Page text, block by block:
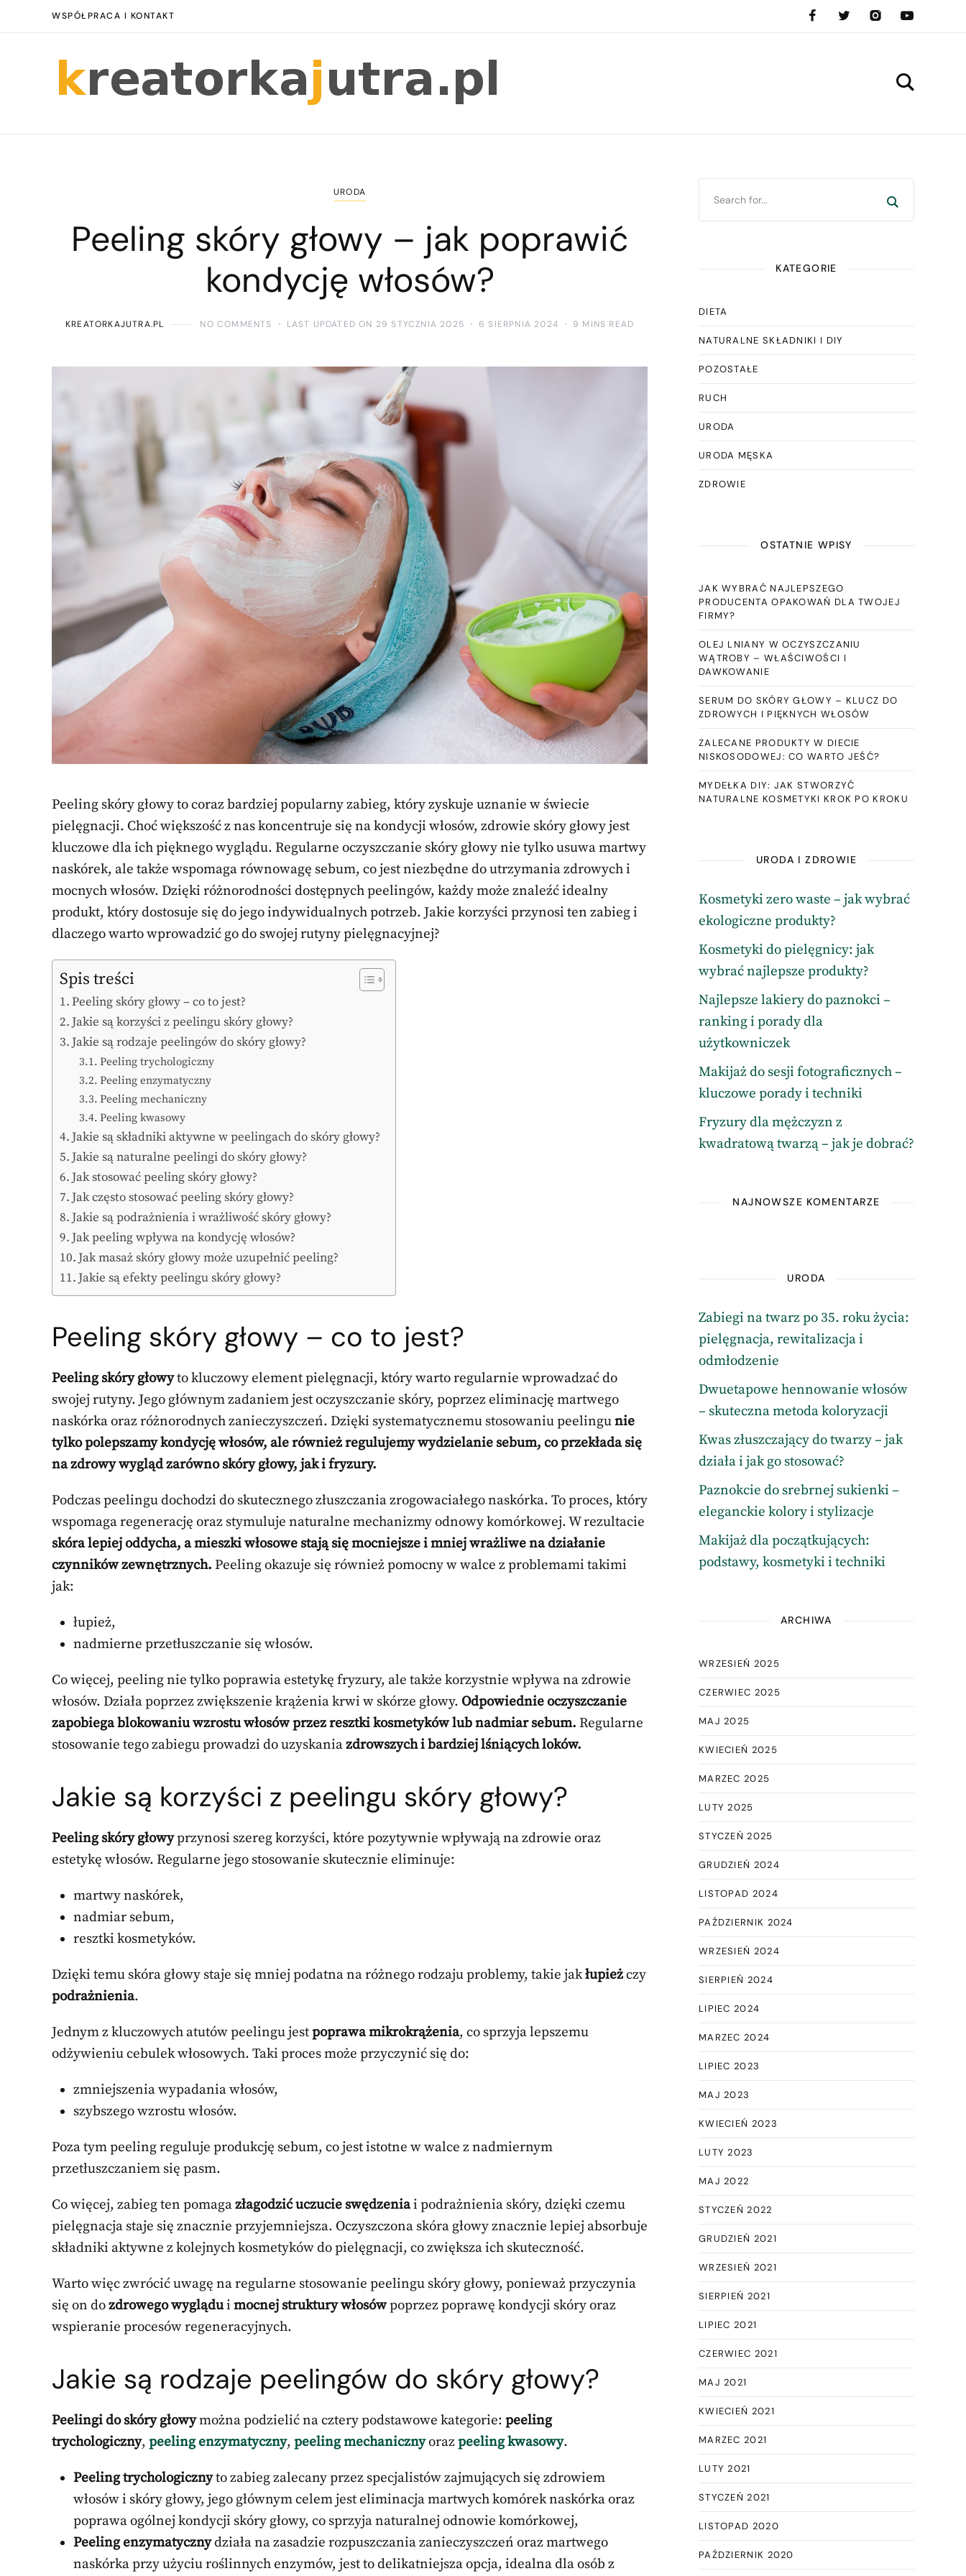
WSPÓŁPRACA I KONTAKT
URODA
Peeling skóry głowy – jak poprawić
kondycję włosów?
KREATORKAJUTRA.PL NO COMMENTS LAST UPDATED ON 29 STYCZNIA 2025 6 SIERPNIA 2024 9 MINS READ
Peeling skóry głowy to coraz bardziej popularny zabieg, który zyskuje uznanie w świecie
pielęgnacji. Choć większość z nas koncentruje się na kondycji włosów, zdrowie skóry głowy jest
kluczowe dla ich pięknego wyglądu. Regularne oczyszczanie skóry głowy nie tylko usuwa martwy
naskórek, ale także wspomaga równowagę sebum, co jest niezbędne do utrzymania zdrowych i
mocnych włosów. Dzięki różnorodności dostępnych peelingów, każdy może znaleźć idealny
produkt, który dostosuje się do jego indywidualnych potrzeb. Jakie korzyści przynosi ten zabieg i
dlaczego warto wprowadzić go do swojej rutyny pielęgnacyjnej?
Spis treści
Peeling skóry głowy – co to jest?
Jakie są korzyści z peelingu skóry głowy?
Jakie są rodzaje peelingów do skóry głowy?
Peeling trychologiczny
Peeling enzymatyczny
Peeling mechaniczny
Peeling kwasowy
Jakie są składniki aktywne w peelingach do skóry głowy?
Jakie są naturalne peelingi do skóry głowy?
Jak stosować peeling skóry głowy?
Jak często stosować peeling skóry głowy?
Jakie są podrażnienia i wrażliwość skóry głowy?
Jak peeling wpływa na kondycję włosów?
Jak masaż skóry głowy może uzupełnić peeling?
Jakie są efekty peelingu skóry głowy?
Peeling skóry głowy – co to jest?
Peeling skóry głowyto kluczowy element pielęgnacji, który warto regularnie wprowadzać do
swojej rutyny. Jego głównym zadaniem jest oczyszczanie skóry, poprzez eliminację martwego
naskórka oraz różnorodnych zanieczyszczeń. Dzięki systematycznemu stosowaniu peelingunie
tylko polepszamy kondycję włosów, ale również regulujemy wydzielanie sebum, co przekłada się
na zdrowy wygląd zarówno skóry głowy, jak i fryzury.
Podczas peelingu dochodzi do skutecznego złuszczania zrogowaciałego naskórka. To proces, który
wspomaga regenerację oraz stymuluje naturalne mechanizmy odnowy komórkowej. W rezultacie
skóra lepiej oddycha, a mieszki włosowe stają się mocniejsze i mniej wrażliwe na działanie
czynników zewnętrznych. Peeling okazuje się również pomocny w walce z problemami takimi
jak:
łupież,
nadmierne przetłuszczanie się włosów.
Co więcej, peeling nie tylko poprawia estetykę fryzury, ale także korzystnie wpływa na zdrowie
włosów. Działa poprzez zwiększenie krążenia krwi w skórze głowy. Odpowiednie oczyszczanie
zapobiega blokowaniu wzrostu włosów przez resztki kosmetyków lub nadmiar sebum. Regularne
stosowanie tego zabiegu prowadzi do uzyskaniazdrowszych i bardziej lśniących loków.
Jakie są korzyści z peelingu skóry głowy?
Peeling skóry głowyprzynosi szereg korzyści, które pozytywnie wpływają na zdrowie oraz
estetykę włosów. Regularne jego stosowanie skutecznie eliminuje:
martwy naskórek,
nadmiar sebum,
resztki kosmetyków.
Dzięki temu skóra głowy staje się mniej podatna na różnego rodzaju problemy, takie jakłupieżczy
podrażnienia.
Jednym z kluczowych atutów peelingu jestpoprawa mikrokrążenia, co sprzyja lepszemu
odżywieniu cebulek włosowych. Taki proces może przyczynić się do:
zmniejszenia wypadania włosów,
szybszego wzrostu włosów.
Poza tym peeling reguluje produkcję sebum, co jest istotne w walce z nadmiernym
przetłuszczaniem się pasm.
Co więcej, zabieg ten pomagazłagodzić uczucie swędzeniai podrażnienia skóry, dzięki czemu
pielęgnacja staje się znacznie przyjemniejsza. Oczyszczona skóra głowy znacznie lepiej absorbuje
składniki aktywne z kolejnych kosmetyków do pielęgnacji, co zwiększa ich skuteczność.
Warto więc zwrócić uwagę na regularne stosowanie peelingu skóry głowy, ponieważ przyczynia
się on dozdrowego wyglądui mocnej struktury włosówpoprzez poprawę kondycji skóry oraz
wspieranie procesów regeneracyjnych.
Jakie są rodzaje peelingów do skóry głowy?
Peelingi do skóry głowymożna podzielić na cztery podstawowe kategorie: peeling
trychologiczny, peeling enzymatyczny, peeling mechanicznyorazpeeling kwasowy.
Peeling trychologicznyto zabieg zalecany przez specjalistów zajmujących się zdrowiem
włosów i skóry głowy, jego głównym celem jest eliminacja martwych komórek naskórka oraz
poprawa ogólnej kondycji skóry głowy, co sprzyja naturalnej odnowie komórkowej,
Peeling enzymatycznydziała na zasadzie rozpuszczania zanieczyszczeń oraz martwego
naskórka przy użyciu roślinnych enzymów, jest to delikatniejsza opcja, idealna dla osób z
KATEGORIE
DIETA
NATURALNE SKŁADNIKI I DIY
POZOSTAŁE
RUCH
URODA
URODA MĘSKA
ZDROWIE
OSTATNIE WPISY
JAK WYBRAĆ NAJLEPSZEGO
PRODUCENTA OPAKOWAŃ DLA TWOJEJ
FIRMY?
OLEJ LNIANY W OCZYSZCZANIU
WĄTROBY – WŁAŚCIWOŚCI I
DAWKOWANIE
SERUM DO SKÓRY GŁOWY – KLUCZ DO
ZDROWYCH I PIĘKNYCH WŁOSÓW
ZALECANE PRODUKTY W DIECIE
NISKOSODOWEJ: CO WARTO JEŚĆ?
MYDEŁKA DIY: JAK STWORZYĆ
NATURALNE KOSMETYKI KROK PO KROKU
URODA I ZDROWIE
Kosmetyki zero waste – jak wybrać
ekologiczne produkty?
Kosmetyki do pielęgnicy: jak
wybrać najlepsze produkty?
Najlepsze lakiery do paznokci –
ranking i porady dla
użytkowniczek
Makijaż do sesji fotograficznych –
kluczowe porady i techniki
Fryzury dla mężczyzn z
kwadratową twarzą – jak je dobrać?
NAJNOWSZE KOMENTARZE
URODA
Zabiegi na twarz po 35. roku życia:
pielęgnacja, rewitalizacja i
odmłodzenie
Dwuetapowe hennowanie włosów
– skuteczna metoda koloryzacji
Kwas złuszczający do twarzy – jak
działa i jak go stosować?
Paznokcie do srebrnej sukienki –
eleganckie kolory i stylizacje
Makijaż dla początkujących:
podstawy, kosmetyki i techniki
ARCHIWA
WRZESIEŃ 2025
CZERWIEC 2025
MAJ 2025
KWIECIEŃ 2025
MARZEC 2025
LUTY 2025
STYCZEŃ 2025
GRUDZIEŃ 2024
LISTOPAD 2024
PAŹDZIERNIK 2024
WRZESIEŃ 2024
SIERPIEŃ 2024
LIPIEC 2024
MARZEC 2024
LIPIEC 2023
MAJ 2023
KWIECIEŃ 2023
LUTY 2023
MAJ 2022
STYCZEŃ 2022
GRUDZIEŃ 2021
WRZESIEŃ 2021
SIERPIEŃ 2021
LIPIEC 2021
CZERWIEC 2021
MAJ 2021
KWIECIEŃ 2021
MARZEC 2021
LUTY 2021
STYCZEŃ 2021
LISTOPAD 2020
PAŹDZIERNIK 2020